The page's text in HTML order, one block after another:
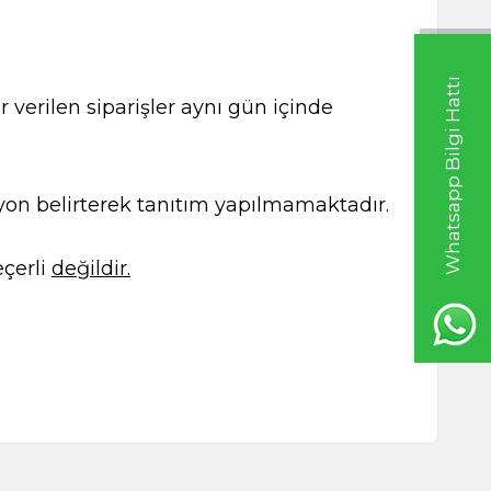
Whatsapp Bilgi Hattı
siparişler aynı gün içinde
belirterek tanıtım yapılmamaktadır.
değildir.